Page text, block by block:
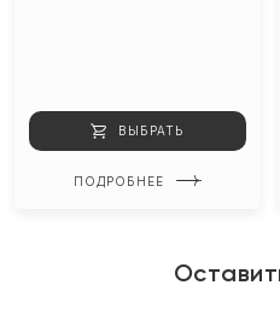
ВЫБРАТЬ
ПОДРОБНЕЕ